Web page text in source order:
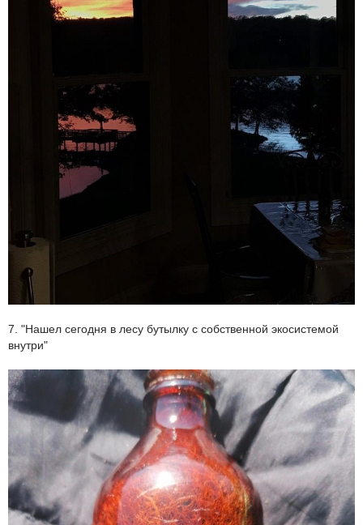
7. "Нашел сегодня в лесу бутылку с собственной экосистемой
внутри"